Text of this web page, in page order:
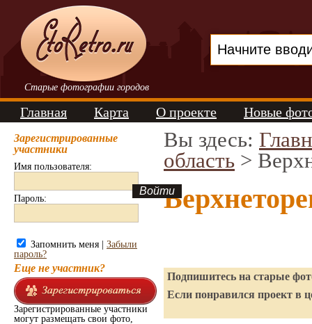
Старые фотографии городов
Главная Карта О проекте Новые
Зарегистрированные
участники
Имя пользователя:
Пароль:
Запомнить меня | Забыли
пароль?
Еще не участник?
Зарегистрированные участники
могут размещать свои фото,
Вы здесь:
область >
Подпишитесь на старые
Если понравился проект в